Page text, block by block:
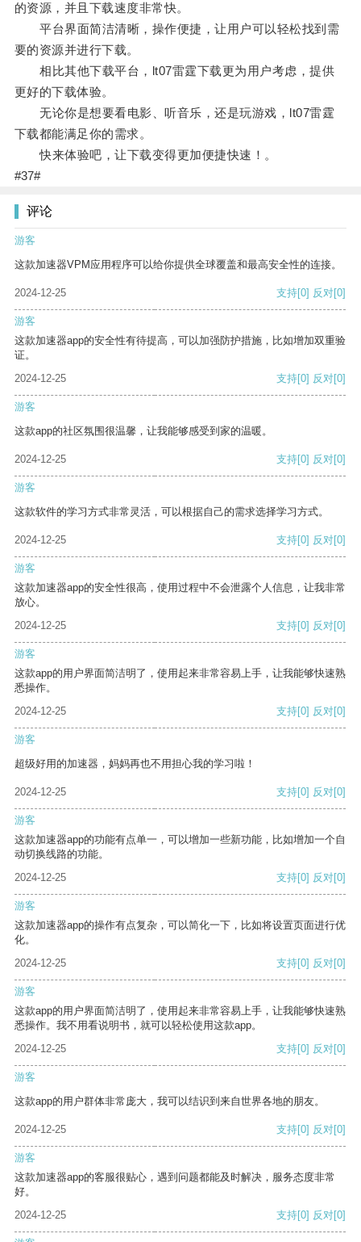
的资源，并且下载速度非常快。
平台界面简洁清晰，操作便捷，让用户可以轻松找到需
要的资源并进行下载。
相比其他下载平台，lt07雷霆下载更为用户考虑，提供
更好的下载体验。
无论你是想要看电影、听音乐，还是玩游戏，lt07雷霆
下载都能满足你的需求。
快来体验吧，让下载变得更加便捷快速！。
#37#
评论
游客
这款加速器VPM应用程序可以给你提供全球覆盖和最高安全性的连接。
2024-12-25 支持[0] 反对[0]
游客
这款加速器app的安全性有待提高，可以加强防护措施，比如增加双重验
证。
2024-12-25
支持[0] 反对[0]
游客
这款app的社区氛围很温馨，让我能够感受到家的温暖。
2024-12-25 支持[0] 反对[0]
游客
这款软件的学习方式非常灵活，可以根据自己的需求选择学习方式。
2024-12-25 支持[0] 反对[0]
游客
这款加速器app的安全性很高，使用过程中不会泄露个人信息，让我非常
放心。
2024-12-25
支持[0] 反对[0]
游客
这款app的用户界面简洁明了，使用起来非常容易上手，让我能够快速熟
悉操作。
2024-12-25
支持[0] 反对[0]
游客
超级好用的加速器，妈妈再也不用担心我的学习啦！
2024-12-25 支持[0] 反对[0]
游客
这款加速器app的功能有点单一，可以增加一些新功能，比如增加一个自
动切换线路的功能。
2024-12-25
支持[0] 反对[0]
游客
这款加速器app的操作有点复杂，可以简化一下，比如将设置页面进行优
化。
2024-12-25
支持[0] 反对[0]
游客
这款app的用户界面简洁明了，使用起来非常容易上手，让我能够快速熟
悉操作。我不用看说明书，就可以轻松使用这款app。
2024-12-25
支持[0] 反对[0]
游客
这款app的用户群体非常庞大，我可以结识到来自世界各地的朋友。
2024-12-25 支持[0] 反对[0]
游客
这款加速器app的客服很贴心，遇到问题都能及时解决，服务态度非常
好。
2024-12-25
支持[0] 反对[0]